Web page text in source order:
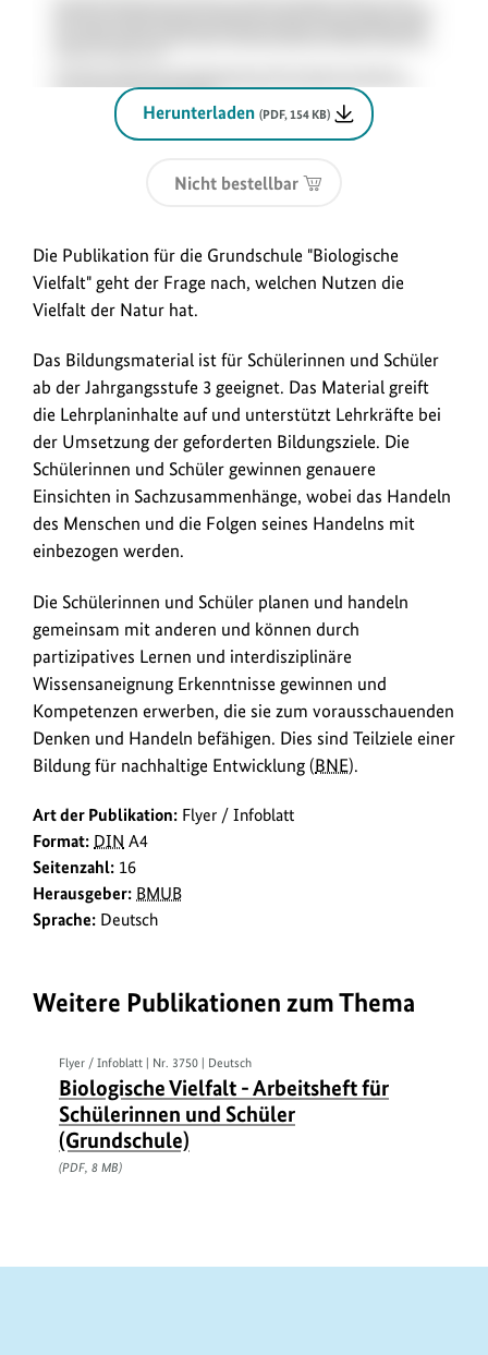
Herunterladen (PDF, 154 KB)
Nicht bestellbar
Die Publikation für die Grundschule "Biologische
Vielfalt" geht der Frage nach, welchen Nutzen die
Vielfalt der Natur hat.
Das Bildungsmaterial ist für Schülerinnen und Schüler
ab der Jahrgangsstufe 3 geeignet. Das Material greift
die Lehrplaninhalte auf und unterstützt Lehrkräfte bei
der Umsetzung der geforderten Bildungsziele. Die
Schülerinnen und Schüler gewinnen genauere
Einsichten in Sachzusammenhänge, wobei das Handeln
des Menschen und die Folgen seines Handelns mit
einbezogen werden.
Die Schülerinnen und Schüler planen und handeln
gemeinsam mit anderen und können durch
partizipatives Lernen und interdisziplinäre
Wissensaneignung Erkenntnisse gewinnen und
Kompetenzen erwerben, die sie zum vorausschauenden
Denken und Handeln befähigen. Dies sind Teilziele einer
Bildung für nachhaltige Entwicklung (BNE).
Art der Publikation: Flyer / Infoblatt
Format: DIN A4
Seitenzahl: 16
Herausgeber: BMUB
Sprache: Deutsch
Weitere Publikationen zum Thema
Flyer / Infoblatt | Nr. 3750 | Deutsch
Biologische Vielfalt - Arbeitsheft für
Schülerinnen und Schüler
(Grundschule)
(PDF, 8 MB)